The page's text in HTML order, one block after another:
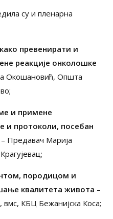
су и пленарна
превенирати и
реакције онколошке
Окошановић, Општа
и примене
и протоколи, посебан
– Предавач Марија
породицом и
квалитета живота –
КБЦ Бежанијска Коса;